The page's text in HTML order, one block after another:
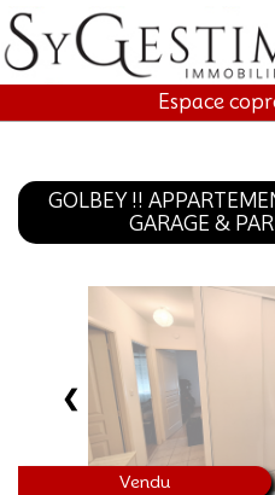
Espace
GOLBEY !!
GARAGE &
❮
Vendu